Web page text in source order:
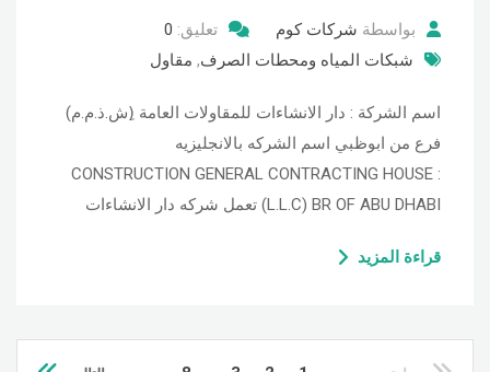
بواسطة شركات كوم تعليق: 0
شبكات المياه ومحطات الصرف, مقاول
اسم الشركة : دار الانشاءات للمقاولات العامة (ِش.ذ.م.م)
فرع من ابوظبي اسم الشركه بالانجليزيه
: CONSTRUCTION GENERAL CONTRACTING HOUSE
(L.L.C) BR OF ABU DHABI تعمل شركه دار الانشاءات
قراءة المزيد